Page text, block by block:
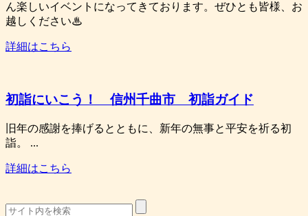
ん楽しいイベントになってきております。ぜひとも皆様、お
越しください♨
詳細はこちら
初詣にいこう！ 信州千曲市 初詣ガイド
旧年の感謝を捧げるとともに、新年の無事と平安を祈る初
詣。 ...
詳細はこちら